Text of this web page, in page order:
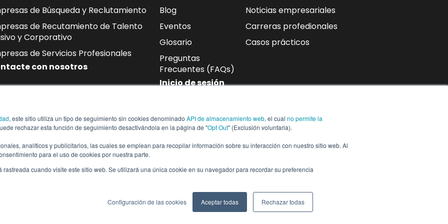
, este sitio utiliza un tipo de seguimiento sin cookies denominado API de almacenamiento web, el cual no permite la
rechazar esta función de seguimiento desactivándola en la página de "Opt Out" (Exclusión voluntaria).
analíticos y publicitarios, las cuales se emplean para recopilar información sobre su interacción con nuestro sitio web. Al
para el uso de cookies por nuestra parte.
rastreada cuando visite este sitio web. Se utilizará una única cookie en su navegador para recordar su preferencia
Configuración de las cookies Aceptar todas Rechazar todas
de Búsqueda y Reclutamiento
de Recutamiento de Talento
y Corporativo
de Servicios Profesionales
con nosotros
Blog
Eventos
Glosario
Preguntas
Frecuentes (FAQs)
Inicio de sesión
Noticias empresariales
Carreras profedionales
Casos prácticos
correo electrónico las últimas novedades sobre mano de obra,
del sector.
Suscríbase a